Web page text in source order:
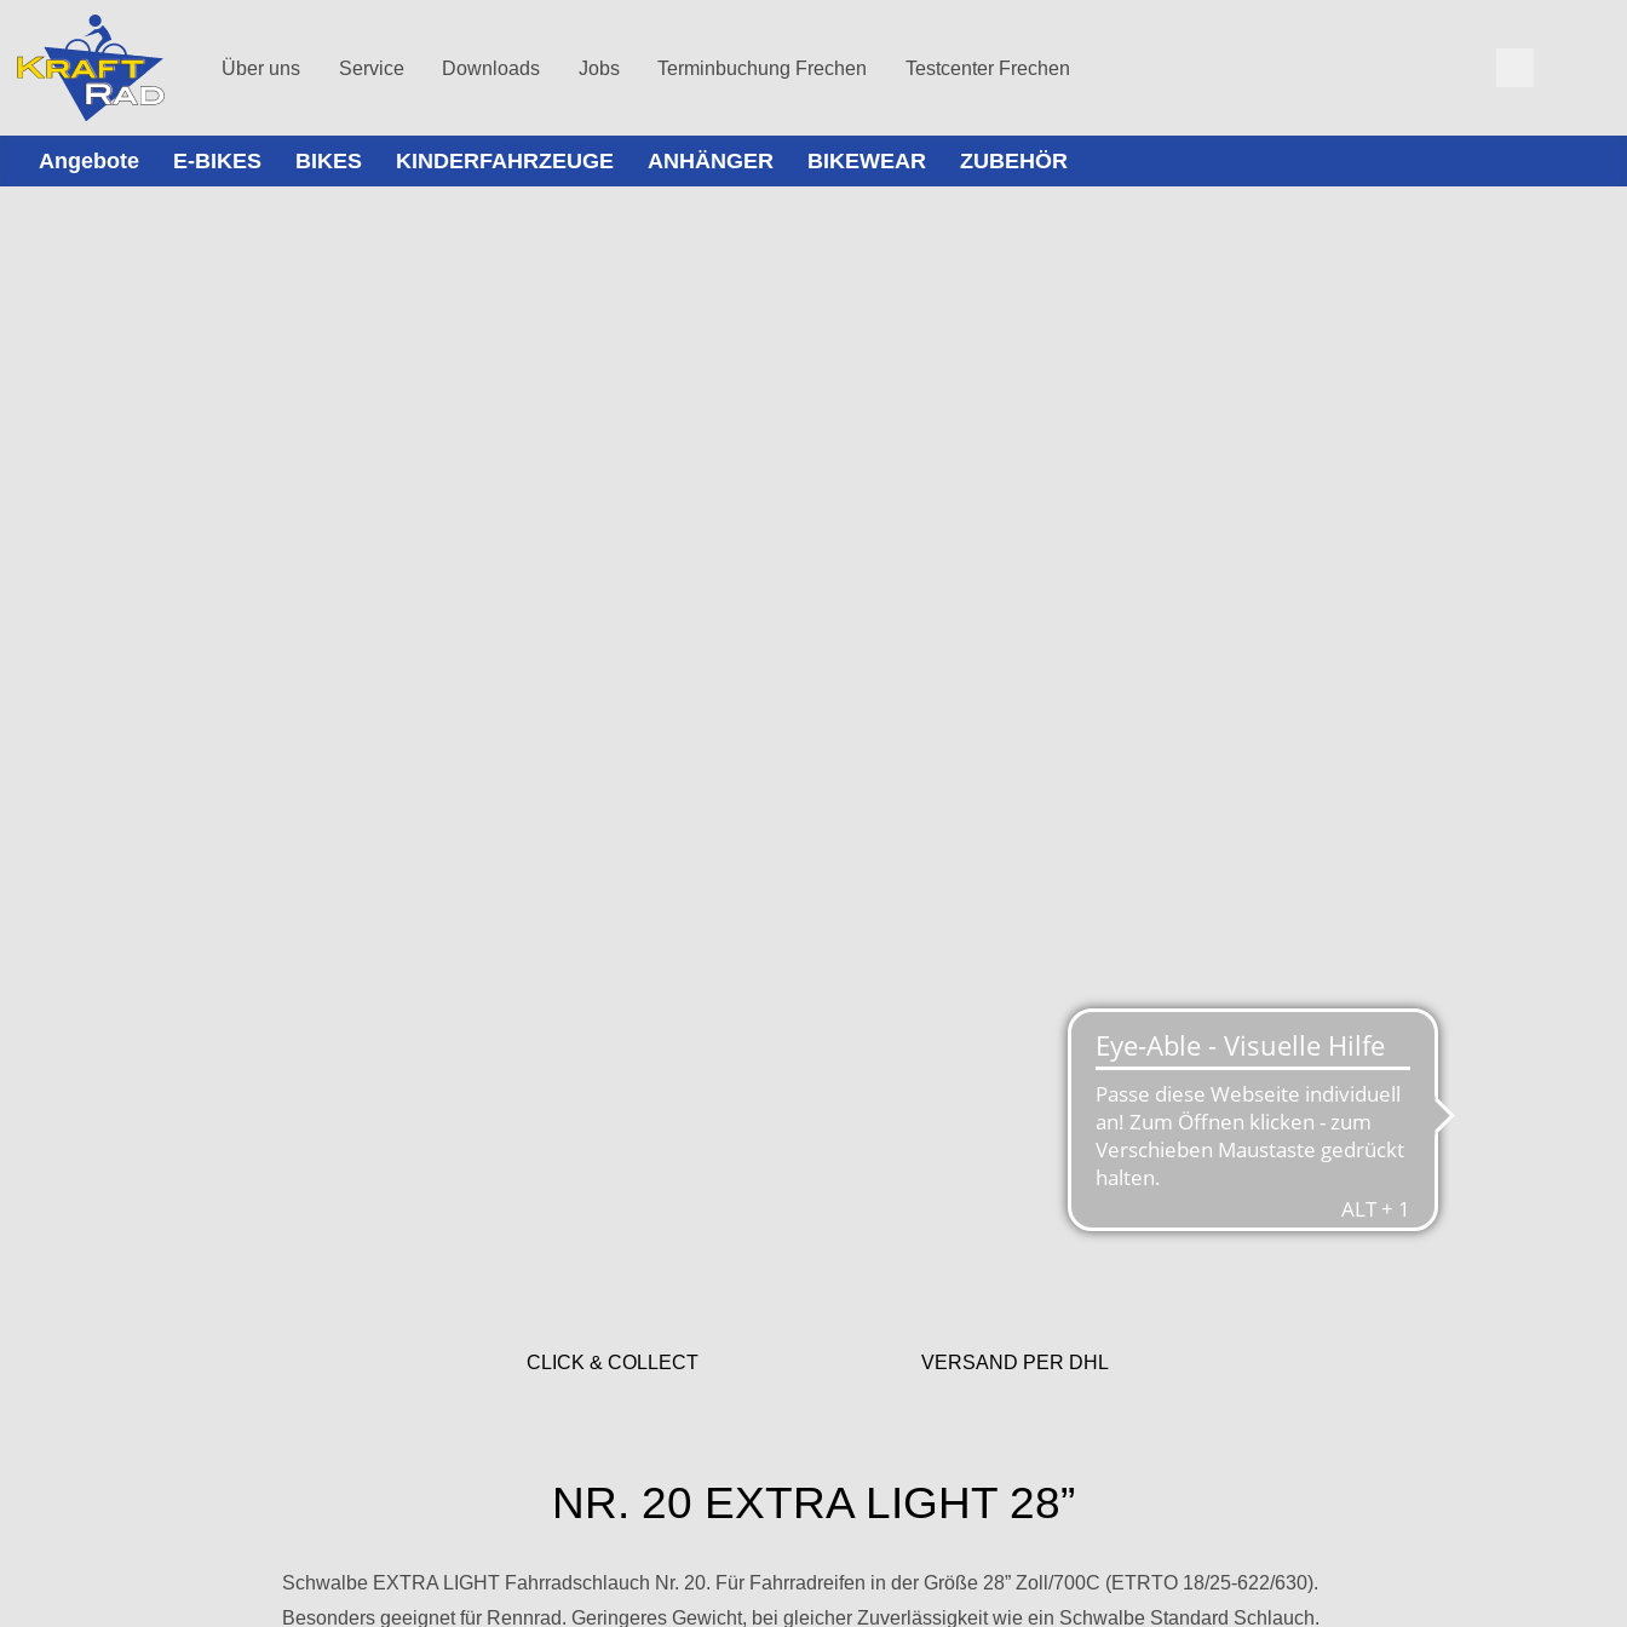
Über uns Service Downloads Jobs Terminbuchung Frechen Testcenter Frechen
Angebote E-BIKES BIKES KINDERFAHRZEUGE ANHÄNGER BIKEWEAR ZUBEHÖR
CLICK & COLLECT VERSAND PER DHL
NR. 20 EXTRA LIGHT 28”
Schwalbe EXTRA LIGHT Fahrradschlauch Nr. 20. Für Fahrradreifen in der Größe 28” Zoll/700C (ETRTO 18/25-622/630).
Besonders geeignet für Rennrad. Geringeres Gewicht, bei gleicher Zuverlässigkeit wie ein Schwalbe Standard Schlauch.